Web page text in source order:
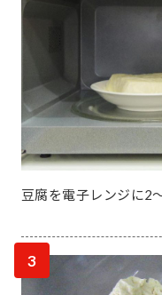
豆腐を電子レンジに2
3